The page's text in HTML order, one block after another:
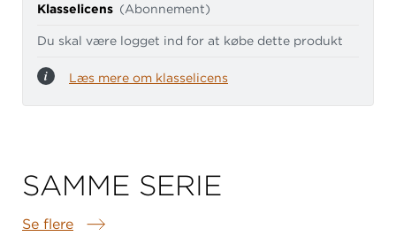
Få overblik overalle materialer i systemet
Klasselicens (Abonnement)
Du skal være logget ind for at købe dette produkt
Læs mere om klasselicens
SAMME SERIE
Se flere
Samme serie